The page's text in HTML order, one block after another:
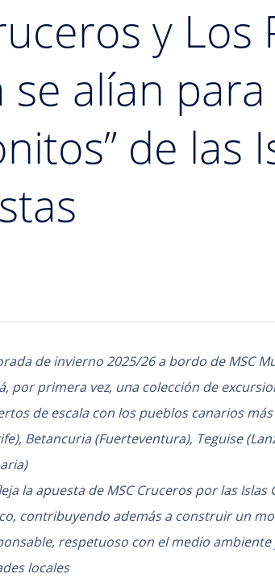
y
se alían
de las
de invierno 2025/26 a bordo de MSC
por primera vez, una colección de
de escala con los pueblos canarios
Betancuria (Fuerteventura), Teguise
)
la apuesta de MSC Cruceros por las Islas
contribuyendo además a construir un
respetuoso con el medio ambiente
locales